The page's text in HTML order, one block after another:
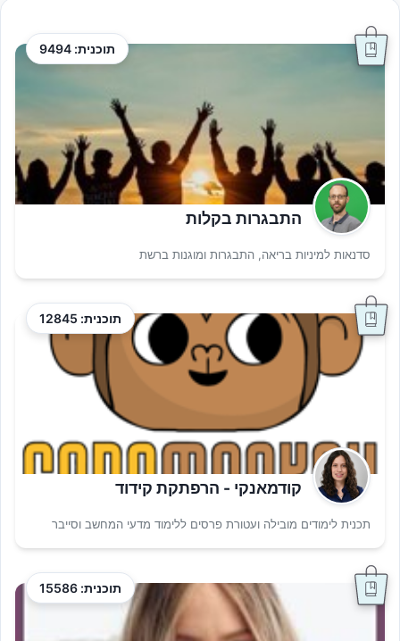
תוכנית: 9494
התבגרות בקלות
סדנאות למיניות בריאה, התבגרות ומוגנות ברשת
תוכנית: 12845
קודמאנקי - הרפתקת קידוד
תכנית לימודים מובילה ועטורת פרסים ללימוד מדעי המחשב וסייבר
תוכנית: 15586